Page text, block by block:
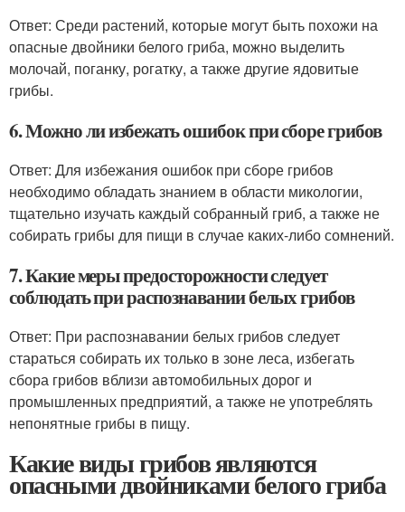
Ответ: Среди растений, которые могут быть похожи на
опасные двойники белого гриба, можно выделить
молочай, поганку, рогатку, а также другие ядовитые
грибы.
6. Можно ли избежать ошибок при сборе грибов
Ответ: Для избежания ошибок при сборе грибов
необходимо обладать знанием в области микологии,
тщательно изучать каждый собранный гриб, а также не
собирать грибы для пищи в случае каких-либо сомнений.
7. Какие меры предосторожности следует
соблюдать при распознавании белых грибов
Ответ: При распознавании белых грибов следует
стараться собирать их только в зоне леса, избегать
сбора грибов вблизи автомобильных дорог и
промышленных предприятий, а также не употреблять
непонятные грибы в пищу.
Какие виды грибов являются
опасными двойниками белого гриба